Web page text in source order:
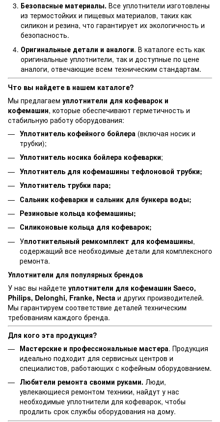
Безопасные материалы. Все уплотнители изготовлены
из термостойких и пищевых материалов, таких как
силикон и резина, что гарантирует их экологичность и
безопасность.
Оригинальные детали и аналоги. В каталоге есть как
оригинальные уплотнители, так и доступные по цене
аналоги, отвечающие всем техническим стандартам.
Что вы найдете в нашем каталоге?
Мы предлагаем уплотнители для кофеварок и
кофемашин, которые обеспечивают герметичность и
стабильную работу оборудования:
Уплотнитель кофейного бойлера (включая носик и
трубки);
Уплотнитель носика бойлера кофеварки;
Уплотнитель для кофемашины тефлоновой трубки;
Уплотнитель трубки пара;
Сальник кофеварки и сальник для бункера воды;
Резиновые кольца кофемашины;
Силиконовые кольца для кофеварок;
Уплотнительный ремкомплект для кофемашины,
содержащий все необходимые детали для комплексного
ремонта.
Уплотнители для популярных брендов
У нас вы найдете уплотнители для кофемашин Saeco,
Philips, Delonghi, Franke, Necta и других производителей.
Мы гарантируем соответствие деталей техническим
требованиям каждого бренда.
Для кого эта продукция?
Мастерские и профессиональные мастера. Продукция
идеально подходит для сервисных центров и
специалистов, работающих с кофейным оборудованием.
Любители ремонта своими руками. Люди,
увлекающиеся ремонтом техники, найдут у нас
необходимые уплотнители для кофеварок, чтобы
продлить срок службы оборудования на дому.